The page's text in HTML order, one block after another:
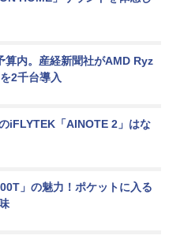
算内。産経新聞社がAMD Ryz
2千台導入
iFLYTEK「AINOTE 2」はな
」の魅力！ポケットに入る